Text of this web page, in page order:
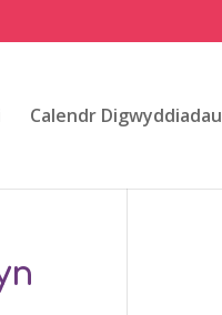
Calendr Digwyddiadau